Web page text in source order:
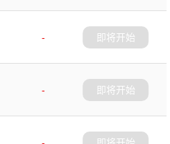
-
即将开始
-
即将开始